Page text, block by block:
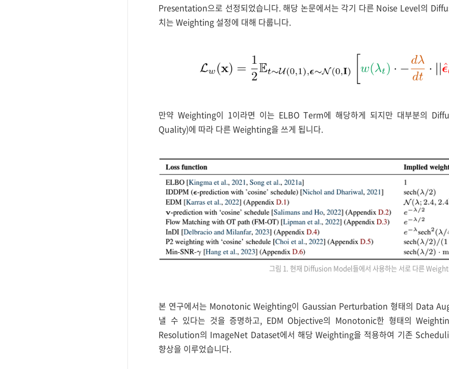
Presentation으로 선정되었습니다. 해당 논문에서는 각기 다른 Noise Level의
치는 Weighting 설정에 대해 다룹니다.
만약 Weighting이 1이라면 이는 ELBO Term에 해당하게 되지만 대부분의
Quality)에 따라 다른 Weighting을 쓰게 됩니다.
그림 1. 현재 Diffusion Model들에서 사용하는 서로 다른
본 연구에서는 Monotonic Weighting이 Gaussian Perturbation 형태의 Data
낼 수 있다는 것을 증명하고, EDM Objective의 Monotonic한 형태의
Resolution의 ImageNet Dataset에서 해당 Weighting을 적용하여 기존
향상을 이루었습니다.